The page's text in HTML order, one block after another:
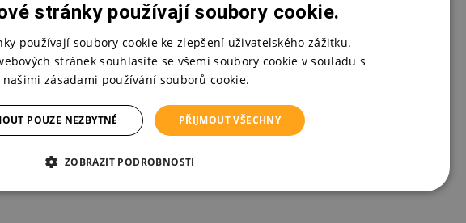
stránky používají soubory cookie.
používají soubory cookie ke zlepšení uživatelského zážitku.
stránek souhlasíte se všemi soubory cookie v souladu s
našimi zásadami používání souborů cookie.
PŘIJMOUT VŠECHNY
POUZE NEZBYTNÉ
ZOBRAZIT PODROBNOSTI